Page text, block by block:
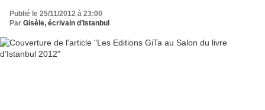
Publié le 25/11/2012 à 23:00
Par Gisèle, écrivain d’Istanbul